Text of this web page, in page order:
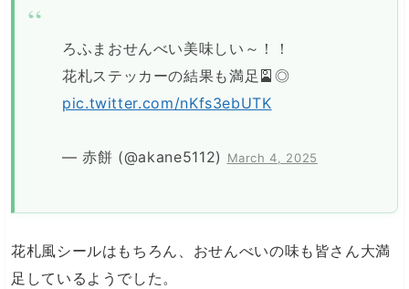
ろふまおせんべい美味しい～！！
花札ステッカーの結果も満足🎴◎
pic.twitter.com/nKfs3ebUTK
— 赤餅 (@akane5112) March 4, 2025
花札風シールはもちろん、おせんべいの味も皆さん大満
足しているようでした。